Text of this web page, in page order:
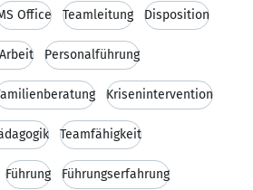
Office Teamleitung Disposition
Personalführung
Krisenintervention
Teamfähigkeit
Führung Führungserfahrung